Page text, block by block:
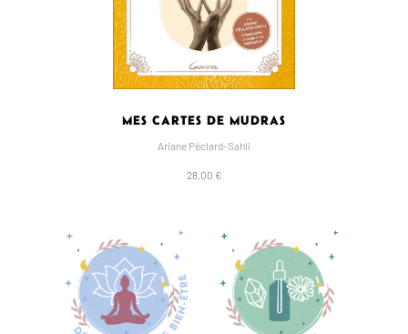
MES CARTES DE MUDRAS
Ariane Péclard-Sahli
28,00 €